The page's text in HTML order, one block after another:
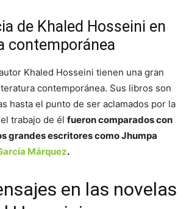
de Khaled Hosseini en
contemporánea
Khaled Hosseini tienen una gran
contemporánea. Sus libros son
hasta el punto de ser aclamados por la
trabajo de él fueron comparados con
grandes escritores como Jhumpa
Márquez.
en las novelas